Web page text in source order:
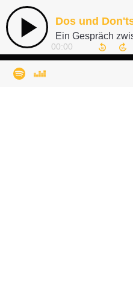
Dos und
Ein Gespräch
00:00